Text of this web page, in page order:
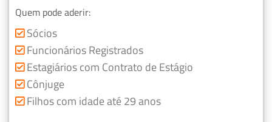
Quem pode aderir:
Sócios
Funcionários Registrados
Estagiários com Contrato de Estágio
Cônjuge
Filhos com idade até 29 anos